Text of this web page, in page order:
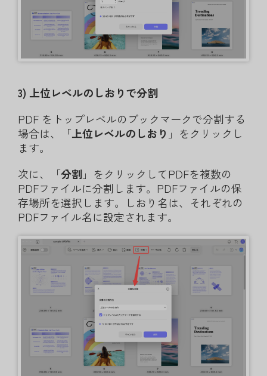
3) 上位レベルのしおりで分割
PDF をトップレベルのブックマークで分割する
場合は、「上位レベルのしおり 」をクリックし
ます。
次に、「分割」をクリックしてPDFを複数の
PDFファイルに分割します。PDFファイルの保
存場所を選択します。しおり名は、それぞれの
PDFファイル名に設定されます。